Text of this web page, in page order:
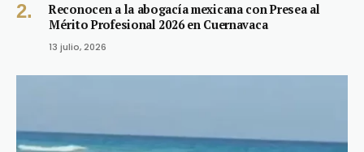
Reconocen a la abogacía mexicana con Presea al
Mérito Profesional 2026 en Cuernavaca
13 julio, 2026